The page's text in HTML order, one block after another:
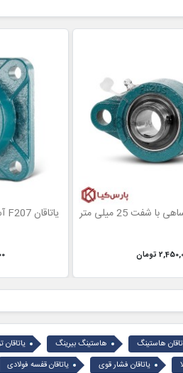
تومان
یاتاقان F207 آساهی با شفت 35 میلی متر
هاستینگ هاستینگ بیرینگ یاتاقان
یاتاقان فشار قوی یاتاقان قفسه فولادی